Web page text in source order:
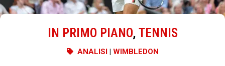
IN PRIMO PIANO, TENNIS
ANALISI| WIMBLEDON